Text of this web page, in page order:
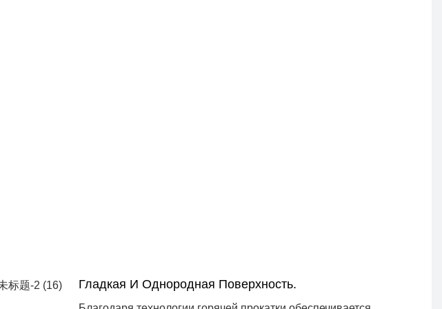
Гладкая И Однородная Поверхность.